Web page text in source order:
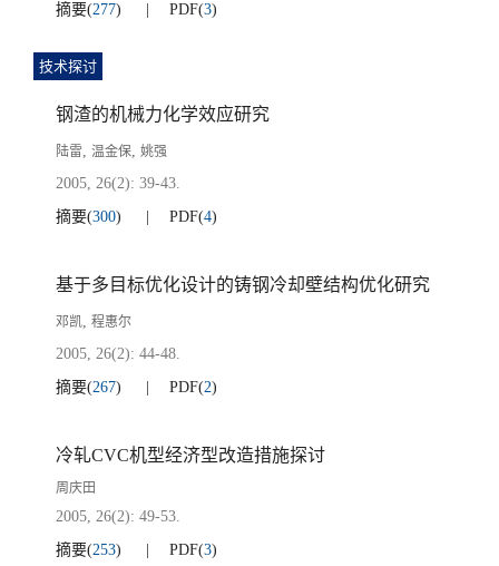
摘要(277) PDF(3)
技术探讨
钢渣的机械力化学效应研究
陆雷, 温金保, 姚强
2005, 26(2): 39-43.
摘要(300) PDF(4)
基于多目标优化设计的铸钢冷却壁结构优化研究
邓凯, 程惠尔
2005, 26(2): 44-48.
摘要(267) PDF(2)
冷轧CVC机型经济型改造措施探讨
周庆田
2005, 26(2): 49-53.
摘要(253) PDF(3)